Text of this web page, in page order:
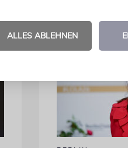
ALLES ABLEHNEN